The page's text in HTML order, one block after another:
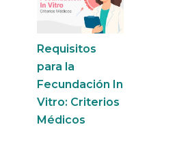
Requisitos
para la
Fecundación In
Vitro: Criterios
Médicos